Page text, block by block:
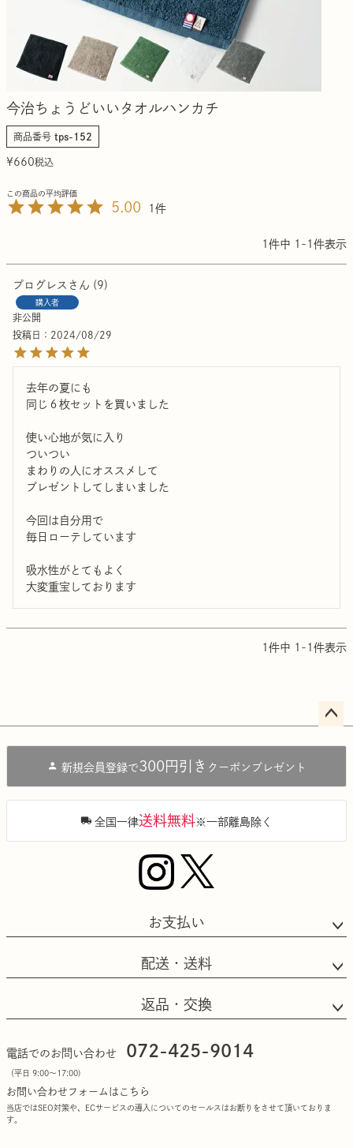
今治ちょうどいいタオルハンカチ
商品番号 tps-152
¥660税込
5.00 1
1 件中 1 - 1 件表示
プログレス 9
購入者
非公開
投稿日
2024/08/29
去年の夏にも
同じ６枚セットを買いました
使い心地が気に入り
ついつい
まわりの人にオススメして
プレゼントしてしまいました
今回は自分用で
毎日ローテしています
吸水性がとてもよく
大変重宝しております
1 件中 1 - 1 件表示
へ
新規会員登録で300円引き クーポンプレゼント
全国一律送料無料※一部離島除く
お支払い
配送・送料
返品・交換
電話でのお問い合わせ 072-425-9014
（平日 9:00〜17:00)
お問い合わせフォームはこちら
当店ではSEO対策や、ECサービスの導入についてのセールスはお断りをさせて頂いておりま
す。